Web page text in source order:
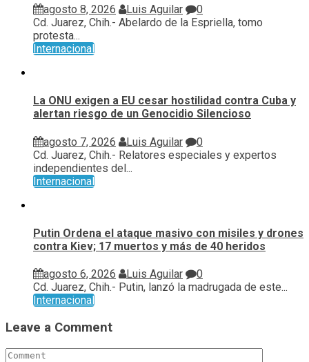
agosto 8, 2026 Luis Aguilar
0
Cd. Juarez, Chih.- Abelardo de la Espriella, tomo
protesta...
Internacional
La ONU exigen a EU cesar hostilidad contra Cuba y
alertan riesgo de un Genocidio Silencioso
agosto 7, 2026 Luis Aguilar
0
Cd. Juarez, Chih.- Relatores especiales y expertos
independientes del...
Internacional
Putin Ordena el ataque masivo con misiles y drones
contra Kiev; 17 muertos y más de 40 heridos
agosto 6, 2026 Luis Aguilar
0
Cd. Juarez, Chih.- Putin, lanzó la madrugada de este...
Internacional
Leave a Comment